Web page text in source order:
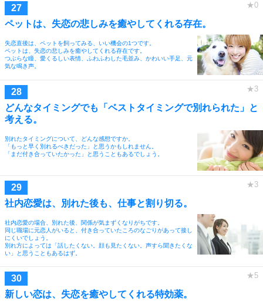
ペットは、失恋の悲しみを癒やしてくれる存在。
失恋直後は、ペットを飼ってみる、いい機会の1つです。
ペットは、失恋の悲しみを癒やしてくれる存在です。
つぶらな瞳、愛くるしい表情、ふわふわした毛並み、かわいい手足、元
気な鳴き声。
どんなタイミングでも「ベストタイミングで別れられた」と
考える。
別れたタイミングについて、どんな感想ですか。
「もっと早く別れるべきだった」と思うかもしれません。
「まだ付き合っていたかった」と思うこともあるでしょう。
社内恋愛は、別れた後も、仕事と割り切る。
社内恋愛の場合、別れた後、関係が気まずくなりがちです。
同じ職場に元恋人がいると、付き合っていたころのなごりがあって接し
にくいでしょう。
別れ方によっては「話したくない。顔も見たくない。声すら聞きたくな
い」と思うこともあるはず。
新しい恋は、失恋を癒やしてくれる特効薬。